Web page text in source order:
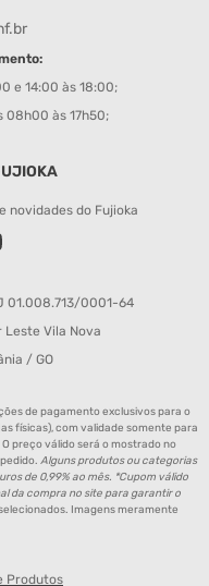
e 14:00 às 18:00;
08h00 às 17h50;
novidades do Fujioka
01.008.713/0001-64
Leste Vila Nova
/ GO
de pagamento exclusivos para o
físicas), com validade somente para
preço válido será o mostrado no
Alguns produtos ou categorias
de 0,99% ao mês. *Cupom válido
da compra no site para garantir o
Imagens meramente
Produtos